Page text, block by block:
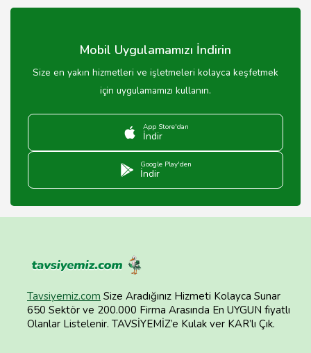
Mobil Uygulamamızı İndirin
Size en yakın hizmetleri ve işletmeleri kolayca keşfetmek
için uygulamamızı kullanın.
App Store'dan
İndir
Google Play'den
İndir
Tavsiyemiz.com Size Aradığınız Hizmeti Kolayca Sunar
650 Sektör ve 200.000 Firma Arasında En UYGUN fiyatlı
Olanlar Listelenir. TAVSİYEMİZ’e Kulak ver KAR’lı Çık.